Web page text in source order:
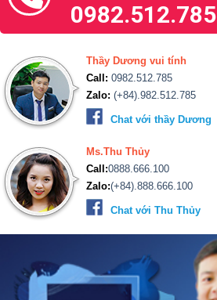
0982.512.785
Thầy Dương vui tính
Call: 0982.512.785
Zalo: (+84).982.512.785
Chat với thầy Dương
Ms.Thu Thủy
Call:0888.666.100
Zalo:(+84).888.666.100
Chat với Thu Thủy